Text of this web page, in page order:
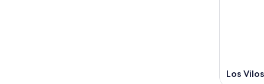
Los Vilos